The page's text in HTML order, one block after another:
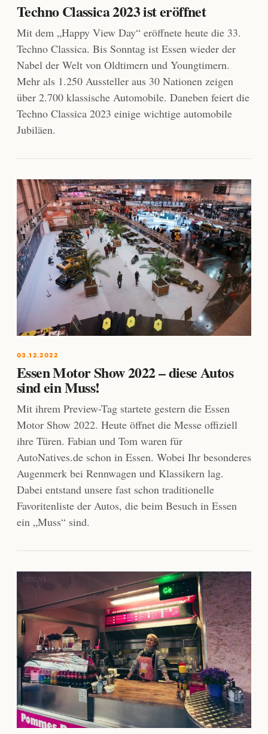
Techno Classica 2023 ist eröffnet
Mit dem „Happy View Day“ eröffnete heute die 33.
Techno Classica. Bis Sonntag ist Essen wieder der
Nabel der Welt von Oldtimern und Youngtimern.
Mehr als 1.250 Aussteller aus 30 Nationen zeigen
über 2.700 klassische Automobile. Daneben feiert die
Techno Classica 2023 einige wichtige automobile
Jubiläen.
03.12.2022
Essen Motor Show 2022 – diese Autos
sind ein Muss!
Mit ihrem Preview-Tag startete gestern die Essen
Motor Show 2022. Heute öffnet die Messe offiziell
ihre Türen. Fabian und Tom waren für
AutoNatives.de schon in Essen. Wobei Ihr besonderes
Augenmerk bei Rennwagen und Klassikern lag.
Dabei entstand unsere fast schon traditionelle
Favoritenliste der Autos, die beim Besuch in Essen
ein „Muss“ sind.